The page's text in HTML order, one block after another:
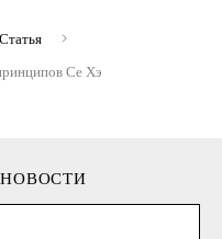
Статья
Се Хэ